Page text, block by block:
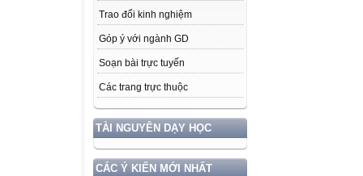
Trao đổi kinh nghiệm
Góp ý với ngành GD
Soạn bài trực tuyến
Các trang trực thuộc
TÀI NGUYÊN DẠY HỌC
CÁC Ý KIẾN MỚI NHẤT